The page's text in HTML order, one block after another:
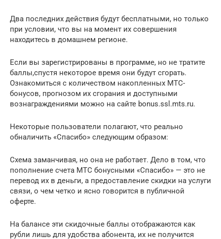
Два последних действия будут бесплатными, но только
при условии, что вы на момент их совершения
находитесь в домашнем регионе.
Если вы зарегистрированы в программе, но не тратите
баллы,спустя некоторое время они будут сгорать.
Ознакомиться с количеством накопленных МТС-
бонусов, прогнозом их сгорания и доступными
вознаграждениями можно на сайте bonus.ssl.mts.ru.
Некоторые пользователи полагают, что реально
обналичить «Спасибо» следующим образом:
Схема заманчивая, но она не работает. Дело в том, что
пополнение счета МТС бонусными «Спасибо» — это не
перевод их в деньги, а предоставление скидки на услуги
связи, о чем четко и ясно говорится в публичной
оферте.
На балансе эти скидочные баллы отображаются как
рубли лишь для удобства абонента, их не получится